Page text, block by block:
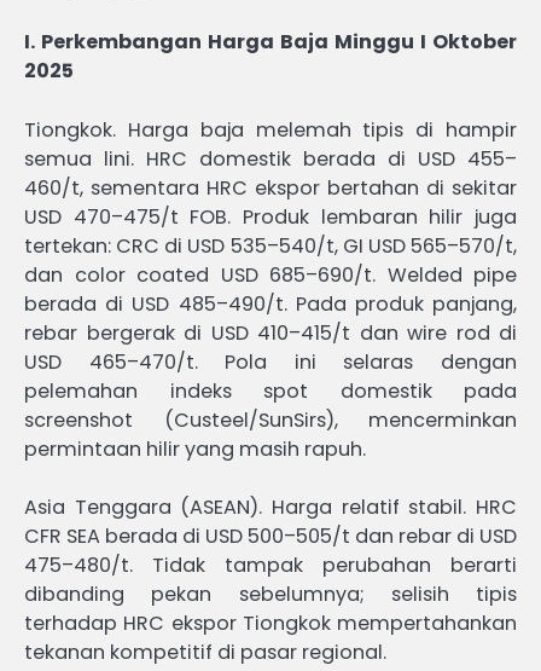
I. Perkembangan Harga Baja Minggu I Oktober
2025
Tiongkok. Harga baja melemah tipis di hampir
semua lini. HRC domestik berada di USD 455–
460/t, sementara HRC ekspor bertahan di sekitar
USD 470–475/t FOB. Produk lembaran hilir juga
tertekan: CRC di USD 535–540/t, GI USD 565–570/t,
dan color coated USD 685–690/t. Welded pipe
berada di USD 485–490/t. Pada produk panjang,
rebar bergerak di USD 410–415/t dan wire rod di
USD 465–470/t. Pola ini selaras dengan
pelemahan indeks spot domestik pada
screenshot (Custeel/SunSirs), mencerminkan
permintaan hilir yang masih rapuh.
Asia Tenggara (ASEAN). Harga relatif stabil. HRC
CFR SEA berada di USD 500–505/t dan rebar di USD
475–480/t. Tidak tampak perubahan berarti
dibanding pekan sebelumnya; selisih tipis
terhadap HRC ekspor Tiongkok mempertahankan
tekanan kompetitif di pasar regional.